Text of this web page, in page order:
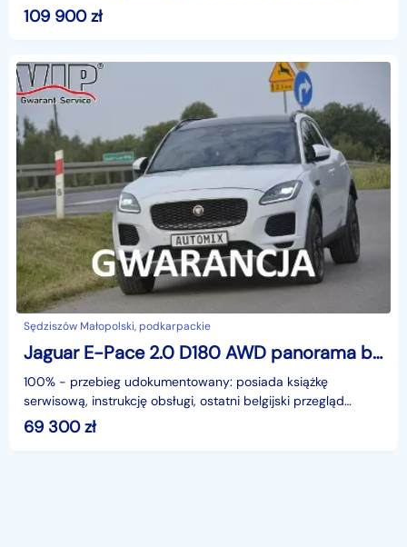
2023-02-24Pojemność: 1598 ccmPrzebieg: 36611
kmNadwozie:
109 900zł
Sędziszów Małopolski, podkarpackie
Jaguar E-Pace 2.0 D180 AWD panorama bezwypadkowy gwarancja przebiegu doinwestowany
100% - przebieg udokumentowany: posiada książkę
serwisową, instrukcję obsługi, ostatni belgijski przegląd
techniczny, dokumenty z CAR-PASS, udzielamy pisemnej g
69 300zł